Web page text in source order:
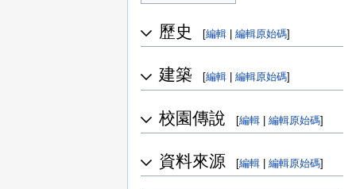
歷史 [編輯 編輯原始碼]
建築 [編輯 編輯原始碼]
校園傳說 [編輯 | 編輯原始碼]
資料來源 [編輯 編輯原始碼]